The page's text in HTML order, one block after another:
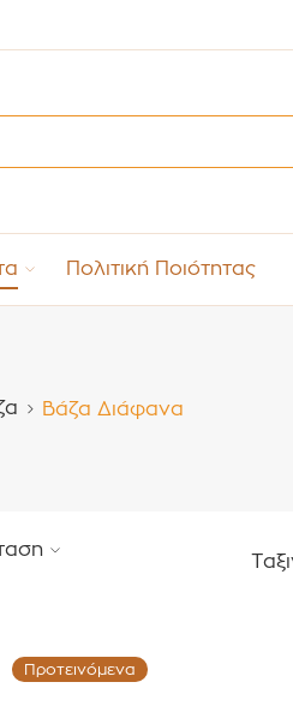
Πολιτική Ποιότητας
Βάζα Διάφανα
Προτεινόμενα